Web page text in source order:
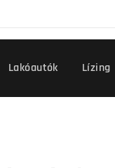
Lakóautók Lízing